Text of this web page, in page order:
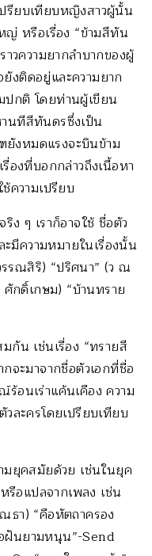
รียบเทียบหญิงสาวผู้นั้น
ญ่ หรือเรื่อง “ข้ามสีทัน
วความยากลำบากของผู้
งติดอยู่และความยาก
ปกติ โดยท่านผู้เขียน
นทีสีทันดรซึ่งเป็น
งหมดแรงจะบินข้าม
องที่บอกกล่าวถึงเนื้อหา
ความเปรียบ
ง ๆ เราก็อาจใช้ ชื่อตัว
มีความหมายในเรื่องนั้น
รรณสิริ) “ปริศนา” (ว ณ
กดิ์เกษม) “บ้านทราย
กัน เช่นเรื่อง “ทรายสี
จะมาจากชื่อตัวเอกที่ชื่อ
อนเร่าแค้นเคือง ความ
วละครโดยเปรียบเทียบ
มยุคสมัยด้วย เช่นในยุค
อแปลจากเพลง เช่น
า) “คือหัตถาครอง
ฝันยามหนุน”-Send